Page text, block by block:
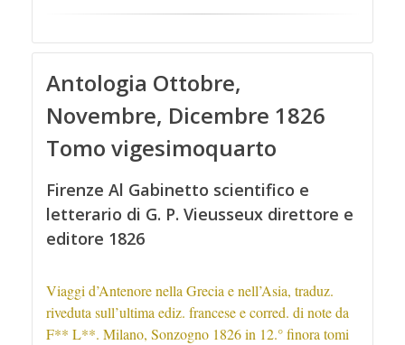
Antologia Ottobre,
Novembre, Dicembre 1826
Tomo vigesimoquarto
Firenze Al Gabinetto scientifico e
letterario di G. P. Vieusseux direttore e
editore 1826
Viaggi d’Antenore nella Grecia e nell’Asia, traduz.
riveduta sull’ultima ediz. francese e corred. di note da
F** L**. Milano, Sonzogno 1826 in 12.° finora tomi